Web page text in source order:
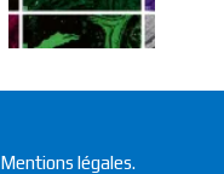
Mentions légales.